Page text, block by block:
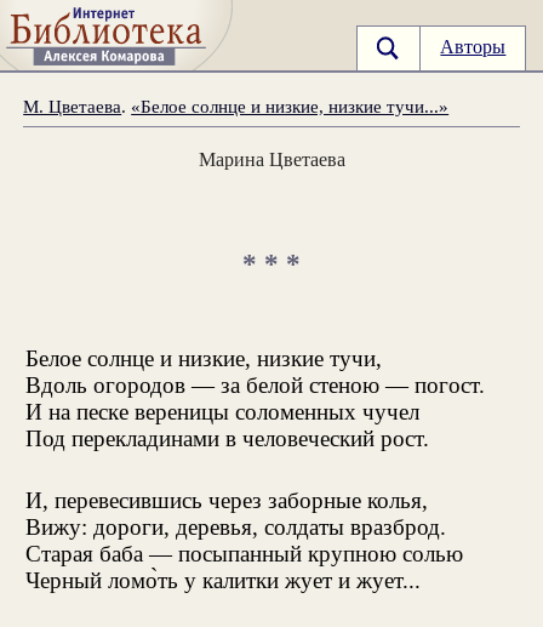
Авторы
М. Цветаева. «Белое солнце и низкие, низкие тучи...»
Марина Цветаева
* * *
Белое солнце и низкие, низкие тучи,
Вдоль огородов — за белой стеною — погост.
И на песке вереницы соломенных чучел
Под перекладинами в человеческий рост.
И, перевесившись через заборные колья,
Вижу: дороги, деревья, солдаты вразброд.
Старая баба — посыпанный крупною солью
Черный ломо̀ть у калитки жует и жует...